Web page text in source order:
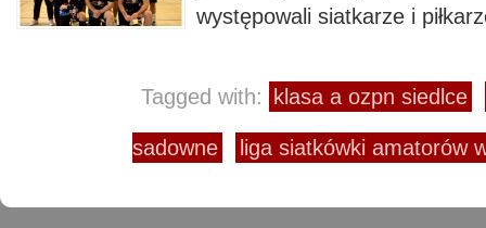
występowali siatkarze i
Tagged with: klasa a ozpn siedlce
sadowne liga siatkówki amatorów